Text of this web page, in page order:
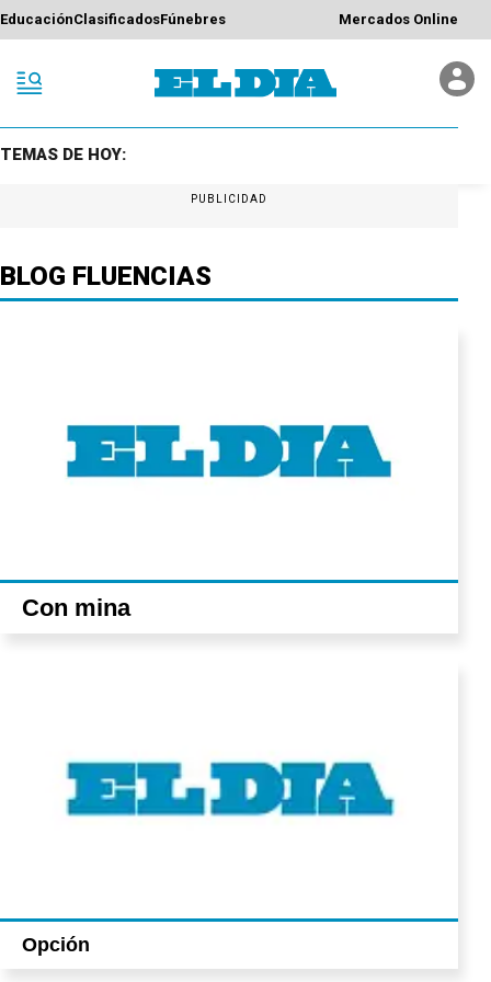
EducaciónClasificadosFúnebres Mercados Online
TEMAS DE HOY:
PUBLICIDAD
BLOG FLUENCIAS
Con mina
Opción